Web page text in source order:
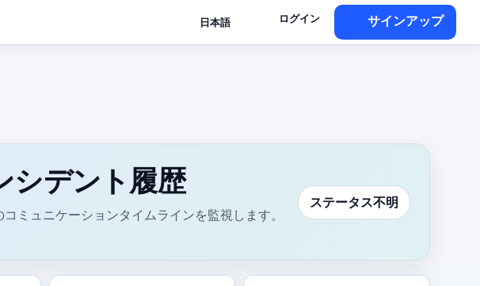
日本語 ログイン サインアップ
シデント履歴
ミュニケーションタイムラインを監視します。
ステータス不明